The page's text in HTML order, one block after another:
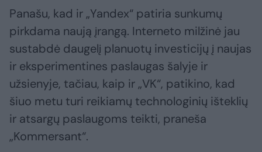
Panašu, kad ir „Yandex“ patiria sunkumų
pirkdama naują įrangą. Interneto milžinė jau
sustabdė daugelį planuotų investicijų į naujas
ir eksperimentines paslaugas šalyje ir
užsienyje, tačiau, kaip ir „VK“, patikino, kad
šiuo metu turi reikiamų technologinių išteklių
ir atsargų paslaugoms teikti, praneša
„Kommersant“.